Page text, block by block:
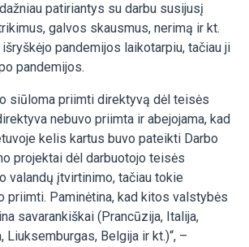
patiriantys su darbu susijusį
galvos skausmus, nerimą ir kt.
pandemijos laikotarpiu, tačiau ji
pandemijos.
siūloma priimti direktyvą dėl teisės
nebuvo priimta ir abejojama, kad
kelis kartus buvo pateikti Darbo
projektai dėl darbuotojo teisės
valandų įtvirtinimo, tačiau tokie
priimti. Paminėtina, kad kitos valstybės
savarankiškai (Prancūzija, Italija,
Liuksemburgas, Belgija ir kt.)“, –